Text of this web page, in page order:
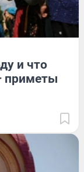
и что
приметы